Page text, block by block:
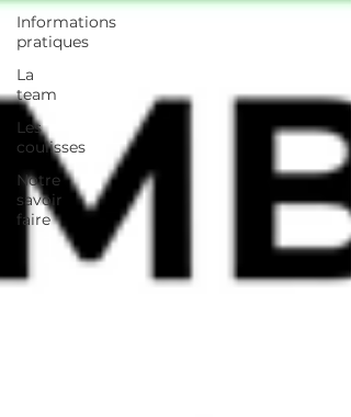
Informations
pratiques
La
team
Les
coulisses
Notre
savoir
faire